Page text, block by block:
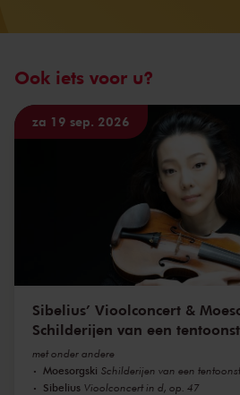
Ook iets voor u?
za 19 sep. 2026
Sibelius’ Vioolconcert &
Schilderijen van een
met onder andere
Moesorgski Schilderijen van een
Sibelius Vioolconcert in d, op. 47